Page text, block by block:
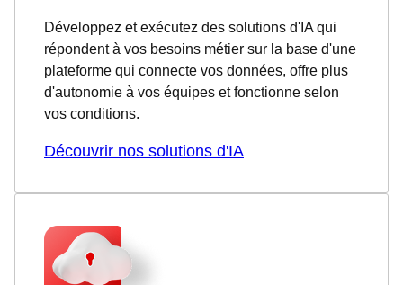
Développez et exécutez des solutions d'IA qui
répondent à vos besoins métier sur la base d'une
plateforme qui connecte vos données, offre plus
d'autonomie à vos équipes et fonctionne selon
vos conditions.
Découvrir nos solutions d'IA